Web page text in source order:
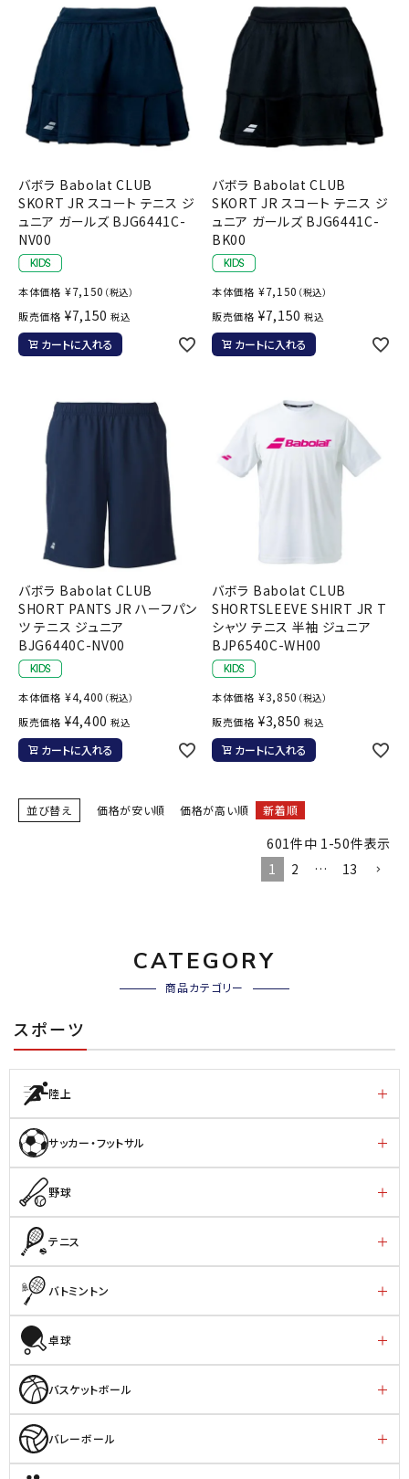
バボラ Babolat CLUB
SKORT JR スコート テニス ジ
ュニア ガールズ BJG6441C-
NV00
本体価格 ¥7,150 （税込）
販売価格 ¥7,150 税込
カートに入れる
バボラ Babolat CLUB
SKORT JR スコート テニス ジ
ュニア ガールズ BJG6441C-
BK00
本体価格 ¥7,150 （税込）
販売価格 ¥7,150 税込
カートに入れる
バボラ Babolat CLUB
SHORT PANTS JR ハーフパン
ツ テニス ジュニア
BJG6440C-NV00
本体価格 ¥4,400 （税込）
販売価格 ¥4,400 税込
カートに入れる
バボラ Babolat CLUB
SHORTSLEEVE SHIRT JR T
シャツ テニス 半袖 ジュニア
BJP6540C-WH00
本体価格 ¥3,850 （税込）
販売価格 ¥3,850 税込
カートに入れる
並び替え 価格が安い順 価格が高い順 新着順
601件中 1 -50件表示
1
2 … 13
CATEGORY
商品カテゴリー
スポーツ
陸上
サッカー・フットサル
野球
テニス
バトミントン
卓球
バスケットボール
バレーボール